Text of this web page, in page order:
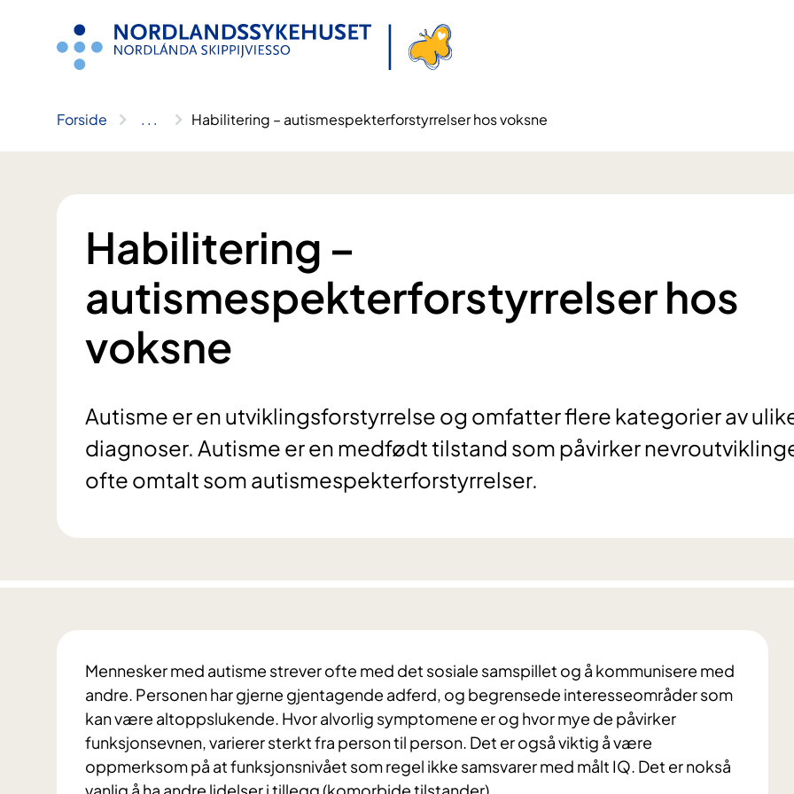
Forside .. . Habilitering – autismespekterforstyrrelser hos voksne
Habilitering –
autismespekterforstyrrelser hos
voksne
Autisme er en utviklingsforstyrrelse og omfatter flere kategorier av
diagnoser. Autisme er en medfødt tilstand som påvirker
ofte omtalt som autismespekterforstyrrelser.
Mennesker med autisme strever ofte med det sosiale samspillet og å kommunisere med
andre. Personen har gjerne gjentagende adferd, og begrensede interesseområder som
kan være altoppslukende. Hvor alvorlig symptomene er og hvor mye de påvirker
funksjonsevnen, varierer sterkt fra person til person. Det er også viktig å være
oppmerksom på at funksjonsnivået som regel ikke samsvarer med målt IQ. Det er nokså